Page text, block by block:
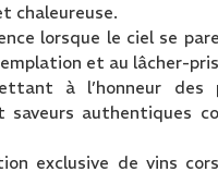
chaleureuse.
lorsque le ciel se
et au lâcher-
à l’honneur des
authentiques
exclusive de vins